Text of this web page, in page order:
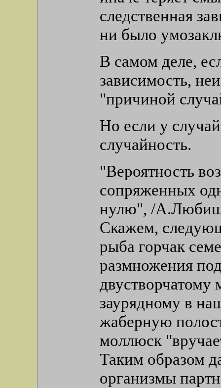
следственная
ни было
В самом деле,
зависимость,
"причиной
Но если у
случайность.
"Вероятность
сопряженных
нулю", /
Скажем,
рыба горчак
размножения
двустворчатому
заурядному в
жаберную
моллюск
Таким образом
организмы